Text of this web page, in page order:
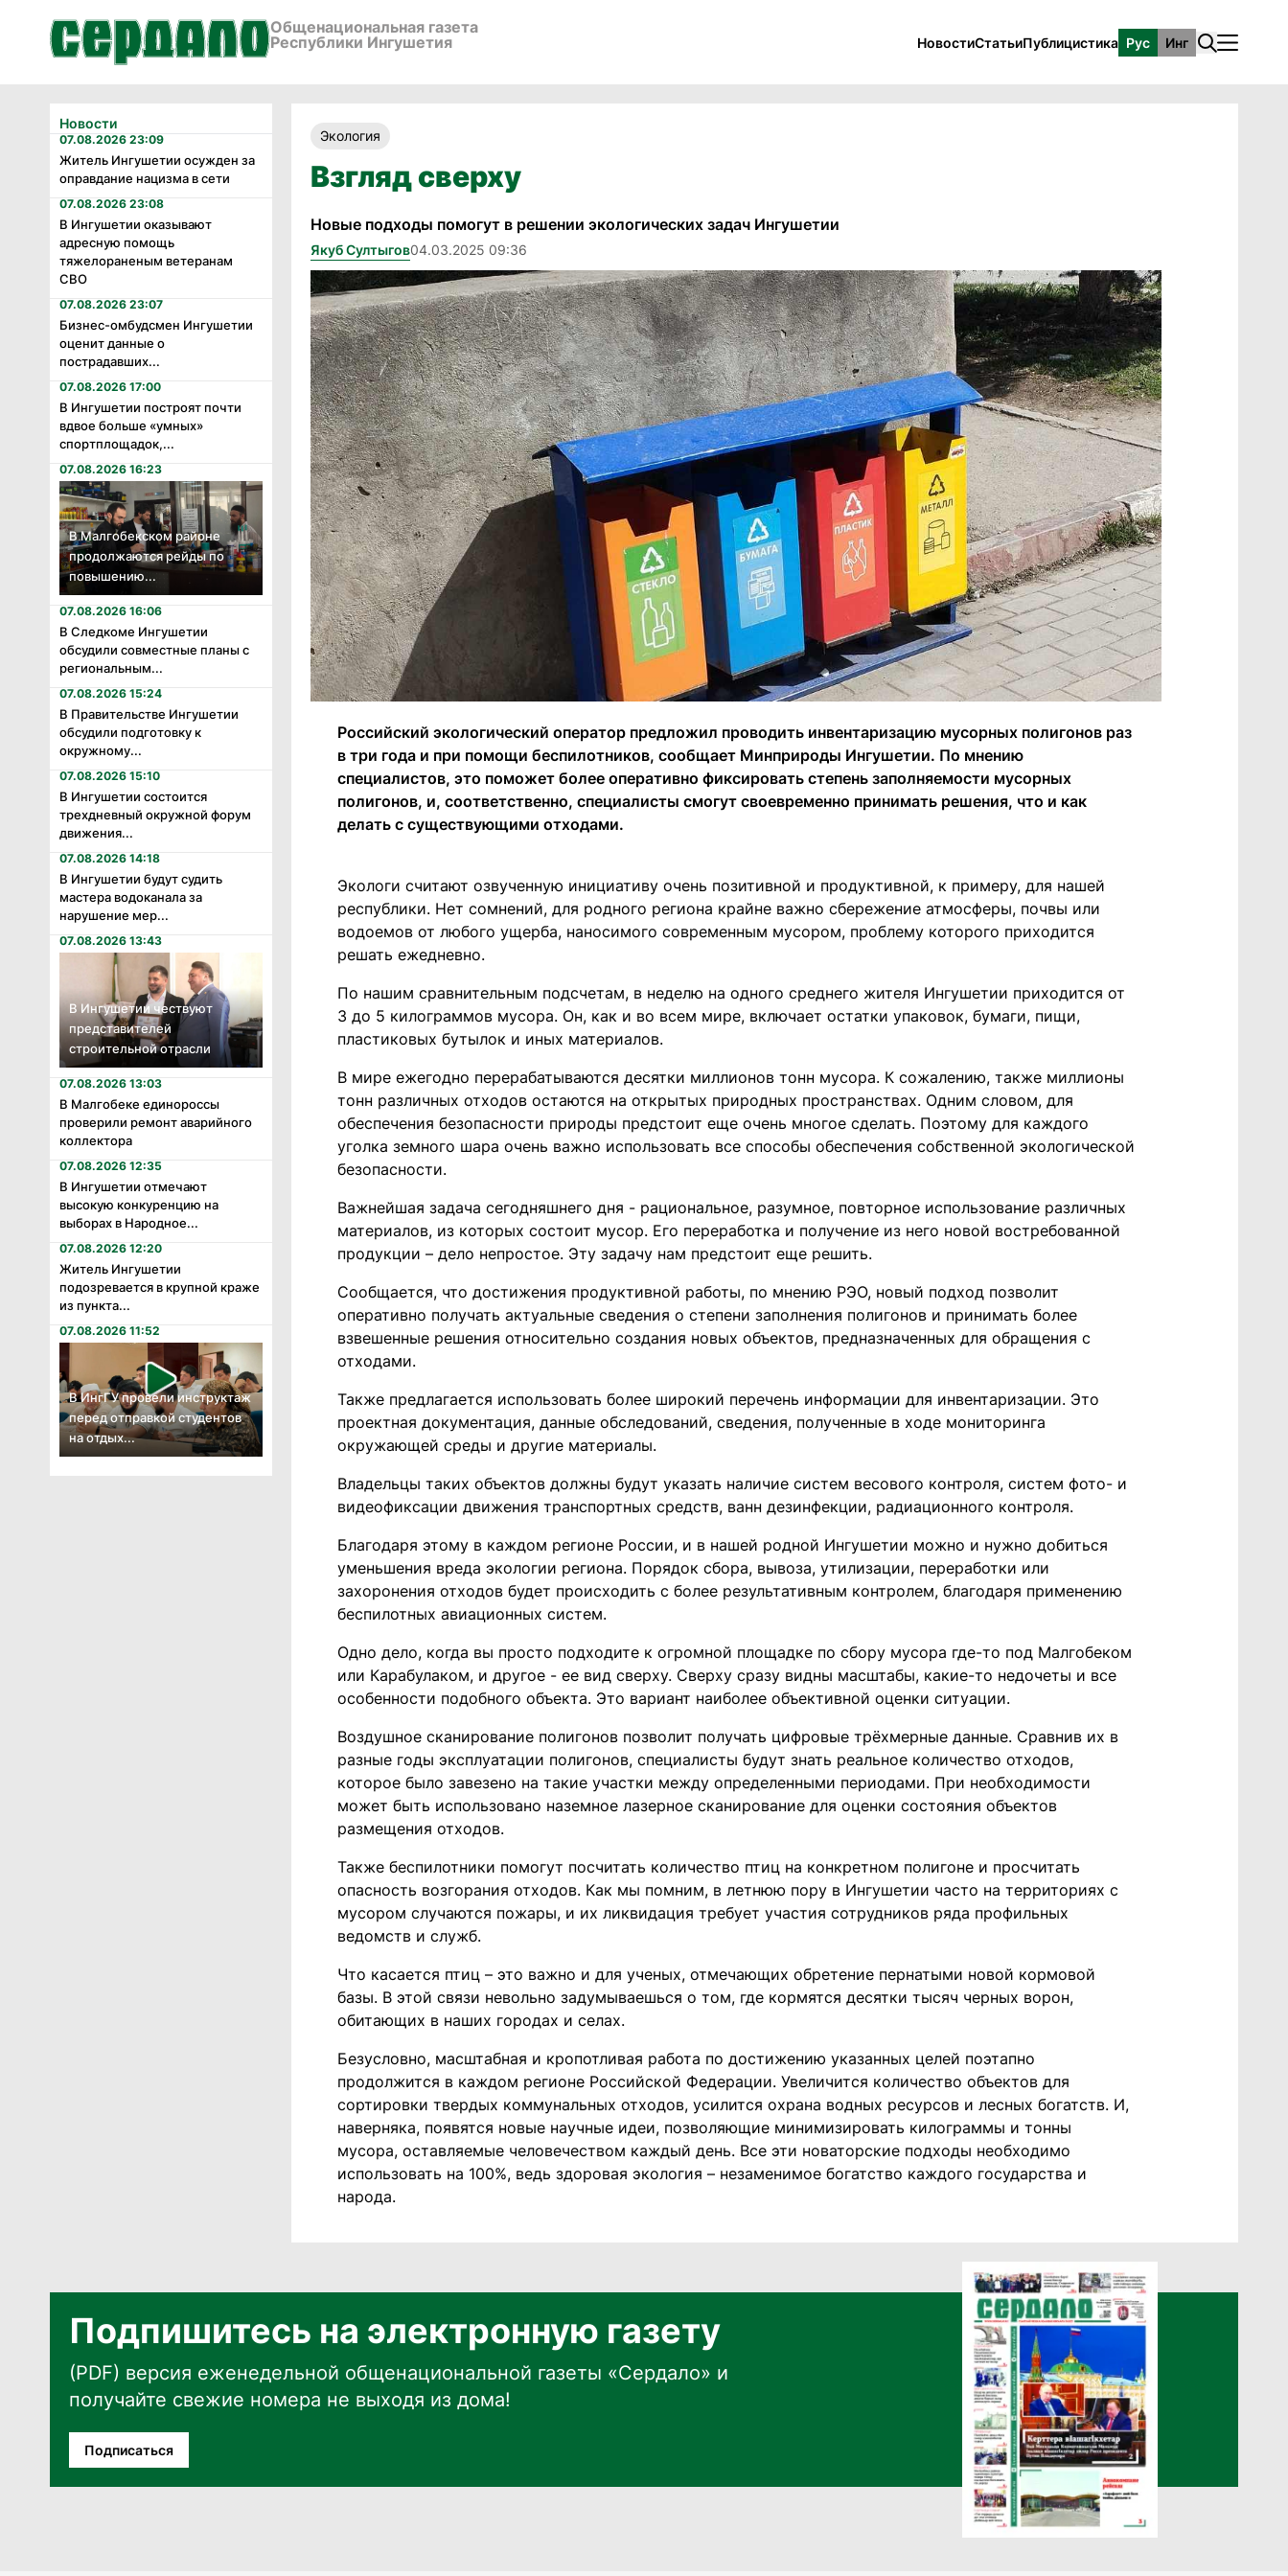
Общенациональная газета
Республики Ингушетия
НовостиСтатьиПублицистика Рус Инг
Новости
07.08.2026 23:09
Житель Ингушетии осужден за
оправдание нацизма в сети
07.08.2026 23:08
В Ингушетии оказывают
адресную помощь
тяжелораненым ветеранам
СВО
07.08.2026 23:07
Бизнес-омбудсмен Ингушетии
оценит данные о
пострадавших...
07.08.2026 17:00
В Ингушетии построят почти
вдвое больше «умных»
спортплощадок,...
07.08.2026 16:23
В Малгобекском районе
продолжаются рейды по
повышению...
07.08.2026 16:06
В Следкоме Ингушетии
обсудили совместные планы с
региональным...
07.08.2026 15:24
В Правительстве Ингушетии
обсудили подготовку к
окружному...
07.08.2026 15:10
В Ингушетии состоится
трехдневный окружной форум
движения...
07.08.2026 14:18
В Ингушетии будут судить
мастера водоканала за
нарушение мер...
07.08.2026 13:43
В Ингушетии чествуют
представителей
строительной отрасли
07.08.2026 13:03
В Малгобеке единороссы
проверили ремонт аварийного
коллектора
07.08.2026 12:35
В Ингушетии отмечают
высокую конкуренцию на
выборах в Народное...
07.08.2026 12:20
Житель Ингушетии
подозревается в крупной краже
из пункта...
07.08.2026 11:52
В ИнгГУ провели инструктаж
перед отправкой студентов
на отдых...
Экология
Взгляд сверху
Новые подходы помогут в решении экологических задач Ингушетии
Якуб Султыгов04.03.2025 09:36
Российский экологический оператор предложил проводить инвентаризацию мусорных полигонов раз
в три года и при помощи беспилотников, сообщает Минприроды Ингушетии. По мнению
специалистов, это поможет более оперативно фиксировать степень заполняемости мусорных
полигонов, и, соответственно, специалисты смогут своевременно принимать решения, что и как
делать с существующими отходами.
Экологи считают озвученную инициативу очень позитивной и продуктивной, к примеру, для нашей
республики. Нет сомнений, для родного региона крайне важно сбережение атмосферы, почвы или
водоемов от любого ущерба, наносимого современным мусором, проблему которого приходится
решать ежедневно.
По нашим сравнительным подсчетам, в неделю на одного среднего жителя Ингушетии приходится от
3 до 5 килограммов мусора. Он, как и во всем мире, включает остатки упаковок, бумаги, пищи,
пластиковых бутылок и иных материалов.
В мире ежегодно перерабатываются десятки миллионов тонн мусора. К сожалению, также миллионы
тонн различных отходов остаются на открытых природных пространствах. Одним словом, для
обеспечения безопасности природы предстоит еще очень многое сделать. Поэтому для каждого
уголка земного шара очень важно использовать все способы обеспечения собственной экологической
безопасности.
Важнейшая задача сегодняшнего дня - рациональное, разумное, повторное использование различных
материалов, из которых состоит мусор. Его переработка и получение из него новой востребованной
продукции – дело непростое. Эту задачу нам предстоит еще решить.
Сообщается, что достижения продуктивной работы, по мнению РЭО, новый подход позволит
оперативно получать актуальные сведения о степени заполнения полигонов и принимать более
взвешенные решения относительно создания новых объектов, предназначенных для обращения с
отходами.
Также предлагается использовать более широкий перечень информации для инвентаризации. Это
проектная документация, данные обследований, сведения, полученные в ходе мониторинга
окружающей среды и другие материалы.
Владельцы таких объектов должны будут указать наличие систем весового контроля, систем фото- и
видеофиксации движения транспортных средств, ванн дезинфекции, радиационного контроля.
Благодаря этому в каждом регионе России, и в нашей родной Ингушетии можно и нужно добиться
уменьшения вреда экологии региона. Порядок сбора, вывоза, утилизации, переработки или
захоронения отходов будет происходить с более результативным контролем, благодаря применению
беспилотных авиационных систем.
Одно дело, когда вы просто подходите к огромной площадке по сбору мусора где-то под Малгобеком
или Карабулаком, и другое - ее вид сверху. Сверху сразу видны масштабы, какие-то недочеты и все
особенности подобного объекта. Это вариант наиболее объективной оценки ситуации.
Воздушное сканирование полигонов позволит получать цифровые трёхмерные данные. Сравнив их в
разные годы эксплуатации полигонов, специалисты будут знать реальное количество отходов,
которое было завезено на такие участки между определенными периодами. При необходимости
может быть использовано наземное лазерное сканирование для оценки состояния объектов
размещения отходов.
Также беспилотники помогут посчитать количество птиц на конкретном полигоне и просчитать
опасность возгорания отходов. Как мы помним, в летнюю пору в Ингушетии часто на территориях с
мусором случаются пожары, и их ликвидация требует участия сотрудников ряда профильных
ведомств и служб.
Что касается птиц – это важно и для ученых, отмечающих обретение пернатыми новой кормовой
базы. В этой связи невольно задумываешься о том, где кормятся десятки тысяч черных ворон,
обитающих в наших городах и селах.
Безусловно, масштабная и кропотливая работа по достижению указанных целей поэтапно
продолжится в каждом регионе Российской Федерации. Увеличится количество объектов для
сортировки твердых коммунальных отходов, усилится охрана водных ресурсов и лесных богатств. И,
наверняка, появятся новые научные идеи, позволяющие минимизировать килограммы и тонны
мусора, оставляемые человечеством каждый день. Все эти новаторские подходы необходимо
использовать на 100%, ведь здоровая экология – незаменимое богатство каждого государства и
народа.
Подпишитесь на электронную газету
(PDF) версия еженедельной общенациональной газеты «Сердало» и
получайте свежие номера не выходя из дома!
Подписаться